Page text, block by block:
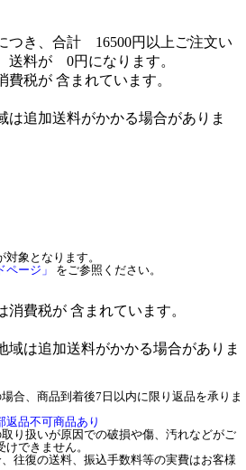
つき、合計 16500円以上ご注文い
送料が 0円になります。
費税が 含まれています。
は追加送料がかかる場合がありま
象となります。
ページ」 をご参照ください。
消費税が 含まれています。
域は追加送料がかかる場合がありま
合、商品到着後7日以内に限り返品を承りま
品不可商品あり
り扱いが原因での破損や傷、汚れなどがご
できません。
往復の送料、振込手数料等の実費はお客様